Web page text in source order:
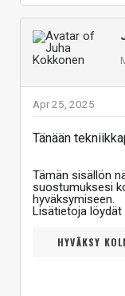
Apr 25, 2025
Tänään
Tämän sisällön
suostumuksesi
hyväksymiseen.
Lisätietoja löydät
HYVÄKSY